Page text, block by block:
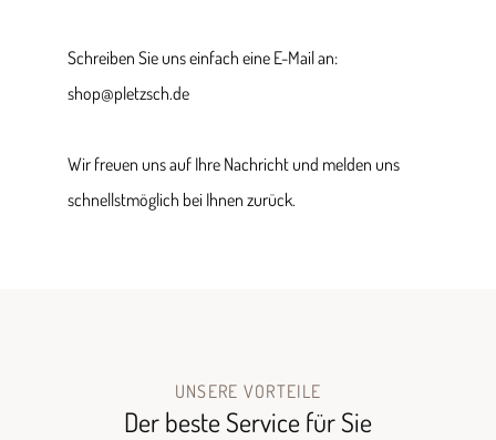
Schreiben Sie uns einfach eine E-Mail an:
shop@pletzsch.de
Wir freuen uns auf Ihre Nachricht und melden uns
schnellstmöglich bei Ihnen zurück.
UNSERE VORTEILE
Der beste Service für Sie